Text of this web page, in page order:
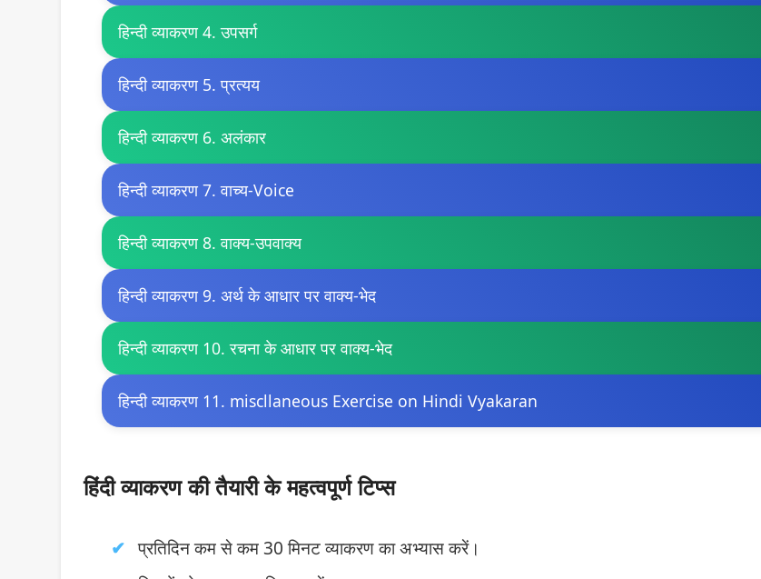
हिन्दी व्याकरण 4. उपसर्ग
हिन्दी व्याकरण 5. प्रत्यय
हिन्दी व्याकरण 6. अलंकार
हिन्दी व्याकरण 7. वाच्य-Voice
हिन्दी व्याकरण 8. वाक्य-उपवाक्य
हिन्दी व्याकरण 9. अर्थ के आधार पर वाक्य-भेद
हिन्दी व्याकरण 10. रचना के आधार पर वाक्य-भेद
हिन्दी व्याकरण 11. miscllaneous Exercise on Hindi Vyakaran
हिंदी व्याकरण की तैयारी के महत्वपूर्ण टिप्स
प्रतिदिन कम से कम 30 मिनट व्याकरण का अभ्यास करें।